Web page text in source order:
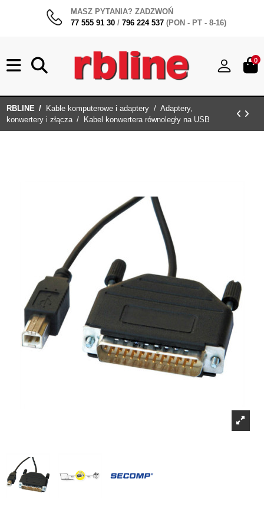
MASZ PYTANIA? ZADZWOŃ
77 555 91 30 / 796 224 537 (PON - PT - 8-16)
0
RBLINE Kable komputerowe i adaptery
Adaptery,
konwertery i złącza
Kabel konwertera równoległy na USB